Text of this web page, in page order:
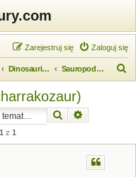
Zaloguj się
Zarejestruj się
Dinosauria (dinozaury) Sauropodomorpha (zauropodomorfy)
Szukaj
1 z 1